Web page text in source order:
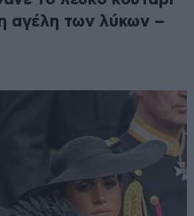
η αγέλη των λύκων –